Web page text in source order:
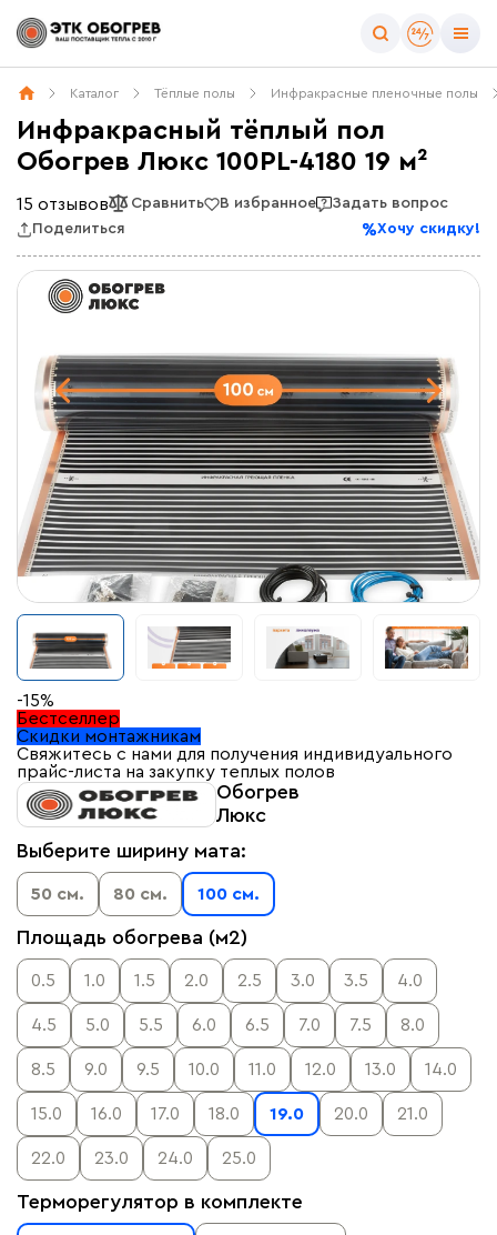
Каталог Тёплые полы Инфракрасные пленочные полы
Инфракрасный тёплый пол
Обогрев Люкс 100PL-4180 19 м²
15 отзывов Сравнить В избранное
Задать вопрос
Поделиться
Хочу скидку!
-15%
Бестселлер
Скидки монтажникам
Свяжитесь с нами для получения индивидуального
прайс-листа на закупку теплых полов
Обогрев
Люкс
Выберите ширину мата:
50 см. 80 см. 100 см.
Площадь обогрева (м2)
0.5 1.0 1.5 2.0 2.5 3.0 3.5 4.0
4.5 5.0 5.5 6.0 6.5 7.0 7.5 8.0
8.5 9.0 9.5 10.0 11.0 12.0 13.0 14.0
15.0 16.0 17.0 18.0 19.0 20.0 21.0
22.0 23.0 24.0 25.0
Терморегулятор в комплекте